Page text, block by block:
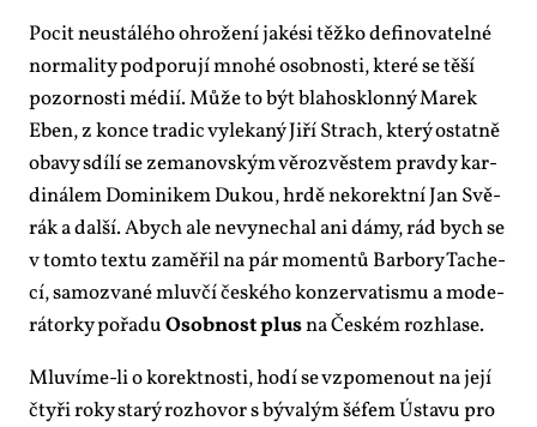
Po­cit ne­u­stá­lé­ho ohro­že­ní ja­kési těž­ko de­fi­no­va­tel­né
nor­ma­li­ty pod­po­ru­jí mno­hé osob­nos­ti, kte­ré se tě­ší
po­zor­nos­ti mé­dií. Mů­že to být bla­ho­sklon­ný Ma­rek
Eben, z kon­ce tra­dic vy­le­ka­ný Ji­ří Strach, kte­rý ostat­ně
oba­vy sdí­lí se ze­ma­nov­ským vě­rozvěs­tem prav­dy kar­
di­ná­lem Do­mi­ni­kem Du­kou, hr­dě ne­ko­rekt­ní Jan Svě­
rák a dal­ší. Abych ale ne­vy­ne­chal ani dá­my, rád bych se
v tom­to tex­tu za­mě­řil na pár mo­men­tů Bar­bo­ry Ta­che­
cí, sa­mozva­né mluv­čí čes­ké­ho kon­zer­va­tis­mu a mo­de­
rá­tor­ky po­řa­duOsob­nost plusna Čes­kém roz­hla­se.
Mlu­ví­me-li o ko­rekt­nos­ti, ho­dí se vzpo­me­nout na je­jí
čty­ři roky sta­rý roz­ho­vor s bý­va­lým šéfem Ústa­vu pro